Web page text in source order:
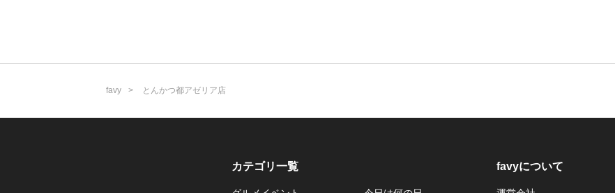
favy とんかつ都アゼリア店
カテゴリ一覧 favyについて